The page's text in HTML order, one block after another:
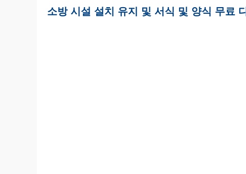
소방 시설 설치 유지 및 서식 및 양식 무료